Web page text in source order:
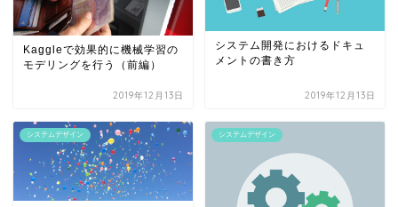
Kaggleで効果的に機械学習の
モデリングを行う（前編）
2019年12月13日
システム開発におけるドキュ
メントの書き方
2019年12月13日
システムデザイン システムデザイン